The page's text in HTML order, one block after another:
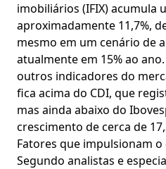
imobiliários (IFIX) acumula
aproximadamente 11,7%,
mesmo em um cenário de
atualmente em 15% ao
outros indicadores do
fica acima do CDI, que
mas ainda abaixo do
crescimento de cerca de
Fatores que impulsionam
Segundo analistas e